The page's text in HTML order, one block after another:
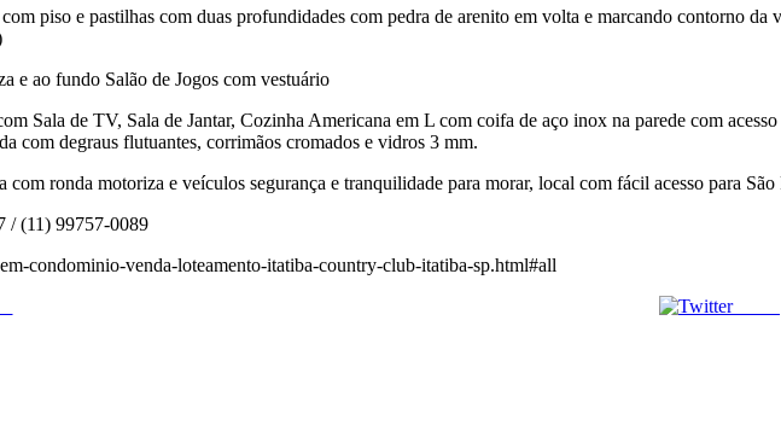
piso e pastilhas com duas profundidades com pedra de arenito em volta e marcando contorno da
e ao fundo Salão de Jogos com vestuário
Sala de TV, Sala de Jantar, Cozinha Americana em L com coifa de aço inox na parede com
com degraus flutuantes, corrimãos cromados e vidros 3 mm.
ronda motoriza e veículos segurança e tranquilidade para morar, local com fácil acesso para
/ (11) 99757-0089
condominio-venda-loteamento-itatiba-country-club-itatiba-sp.html#all
Tweet